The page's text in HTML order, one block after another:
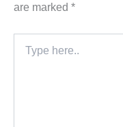
are marked *
here..